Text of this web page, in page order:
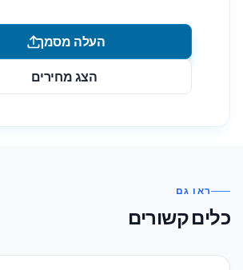
העלה מסמך
הצג מחירים
ראו גם
כלים קשורים